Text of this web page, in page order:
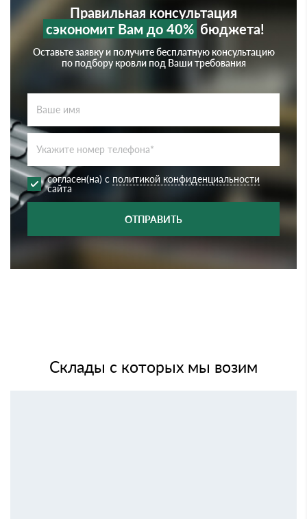
Правильная консультация
сэкономит Вам до 40% бюджета!
Оставьте заявку и получите бесплатную консультацию
по подбору кровли под Ваши требования
согласен(на) с политикой конфиденциальности
сайта
ОТПРАВИТЬ
Склады с которых мы возим